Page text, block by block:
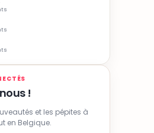
!
et les pépites à
en Belgique.